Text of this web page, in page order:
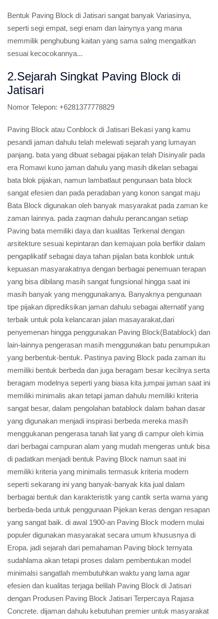
Bentuk Paving Block di Jatisari sangat banyak Variasinya,
seperti segi empat, segi enam dan lainynya yang mana
memmilik penghubung kaitan yang sama salng mengaitkan
sesuai kecocokannya...
2.Sejarah Singkat Paving Block di
Jatisari
Nomor Telepon: +6281377778829
Paving Block atau Conblock di Jatisari Bekasi yang kamu
pesandi jaman dahulu telah melewati sejarah yang lumayan
panjang. bata yang dibuat sebagai pijakan telah Disinyalir pada
era Romawi kuno jaman dahulu yang masih dikelan sebagai
bata blok pijakan, namun lambatlaut pengunaan bata block
sangat efesien dan pada peradaban yang konon sangat maju
Bata Block digunakan oleh banyak masyarakat pada zaman ke
zaman lainnya. pada zaqman dahulu perancangan setiap
Paving bata memiliki daya dan kualitas Terkenal dengan
arsitekture sesuai kepintaran dan kemajuan pola berfikir dalam
pengaplikatif sebagai daya tahan pijalan bata konblok untuk
kepuasan masyarakatnya dengan berbagai penemuan terapan
yang bisa dibilang masih sangat fungsional hingga saat ini
masih banyak yang menggunakanya. Banyaknya pengunaan
tipe pijakan diprediksikan jaman dahulu sebagai alternatif yang
terbaik untuk pola kelancaran jalan masayarakat,dari
penyemenan hingga penggunakan Paving Block(Batablock) dan
lain-lainnya pengerasan masih menggunakan batu penumpukan
yang berbentuk-bentuk. Pastinya paving Block pada zaman itu
memiliki bentuk berbeda dan juga beragam besar kecilnya serta
beragam modelnya seperti yang biasa kita jumpai jaman saat ini
memiliki minimalis akan tetapi jaman dahulu memiliki kriteria
sangat besar, dalam pengolahan batablock dalam bahan dasar
yang digunakan menjadi inspirasi berbeda mereka masih
menggukanan pengerasa tanah liat yang di campur oleh kimia
dari berbagai campuran alam yang mudah mengeras untuk bisa
di padatkan menjadi bentuk Paving Block namun saat ini
memiliki kriteria yang minimalis termasuk kriteria modern
seperti sekarang ini yang banyak-banyak kita jual dalam
berbagai bentuk dan karakteristik yang cantik serta warna yang
berbeda-beda untuk penggunaan Pijekan keras dengan resapan
yang sangat baik. di awal 1900-an Paving Block modern mulai
populer digunakan masyarakat secara umum khususnya di
Eropa. jadi sejarah dari pemahaman Paving block ternyata
sudahlama akan tetapi proses dalam pembentukan model
minimalsi sangatlah membutuhkan waktu yang lama agar
efesien dan kualitas terjaga belilah Paving Block di Jatisari
dengan Produsen Paving Block Jatisari Terpercaya Rajasa
Concrete. dijaman dahulu kebutuhan premier untuk masyarakat